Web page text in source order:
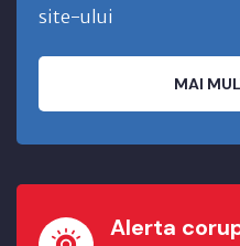
site-ului
MAI
Alerta